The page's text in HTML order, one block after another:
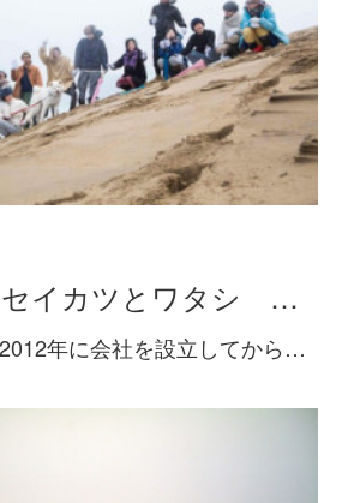
セイカツとワタシ …
年に会社を設立してから…